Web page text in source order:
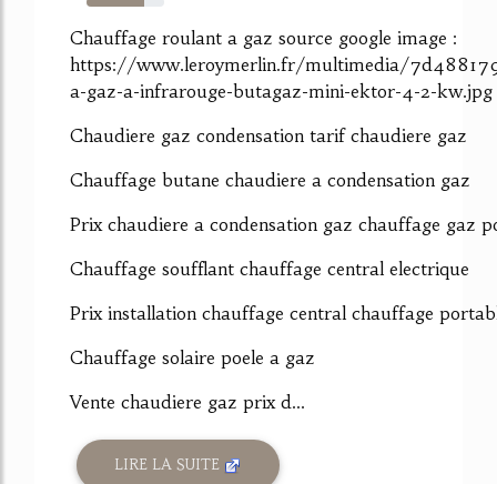
74%
Chauffage roulant a gaz source google image :
https://www.leroymerlin.fr/multimedia/
a-gaz-a-infrarouge-butagaz-mini-ektor-4-2-kw.jpg
Chaudiere gaz condensation tarif chaudiere gaz
Chauffage butane chaudiere a condensation gaz
Prix chaudiere a condensation gaz chauffage gaz
Chauffage soufflant chauffage central electrique
Prix installation chauffage central chauffage
Chauffage solaire poele a gaz
Vente chaudiere gaz prix d...
LIRE LA SUITE